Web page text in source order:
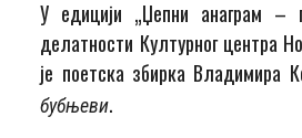
У едицији „Џепни анаграм –
делатности Културног центра
је поетска збирка Владимира
бубњеви.